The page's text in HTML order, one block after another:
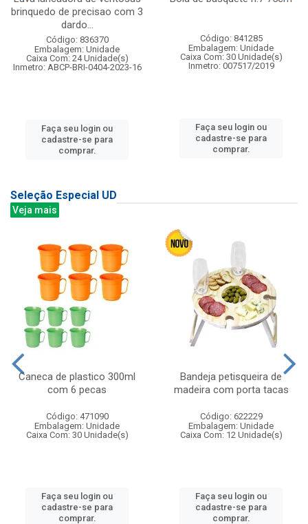
brinquedo de precisao com 3
dardo...
Código: 836370
Embalagem: Unidade
Caixa Com: 24 Unidade(s)
Inmetro: ABCP-BRI-0404-2023-16
Faça seu login ou
cadastre-se para
comprar.
Código: 841285
Embalagem: Unidade
Caixa Com: 30 Unidade(s)
Inmetro: 007517/2019
Faça seu login ou
cadastre-se para
comprar.
Seleção Especial UD
Veja mais
Caneca de plastico 300ml
com 6 pecas
Código: 471090
Embalagem: Unidade
Caixa Com: 30 Unidade(s)
Faça seu login ou
cadastre-se para
comprar.
Bandeja petisqueira de
madeira com porta tacas
Código: 622229
Embalagem: Unidade
Caixa Com: 12 Unidade(s)
Faça seu login ou
cadastre-se para
comprar.